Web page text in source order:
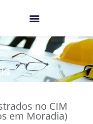
no CIM
em Moradia)